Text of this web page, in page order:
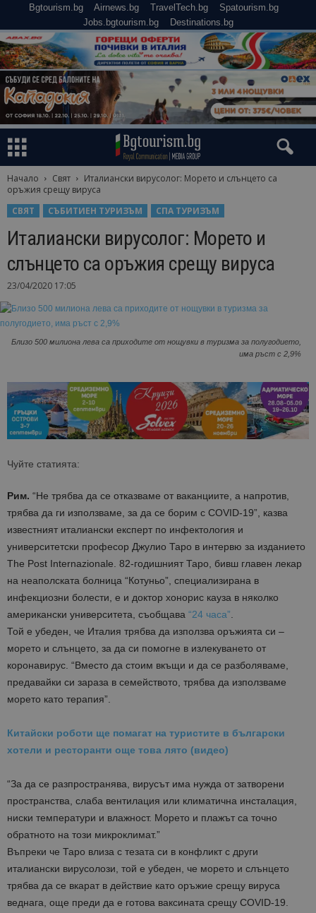
Bgtourism.bg Airnews.bg TravelTech.bg
Spatourism.bg
Jobs.bgtourism.bg
Destinations.bg
Начало Свят
Италиански вирусолог: Морето и слънцето са
оръжия срещу вируса
СВЯТ
СЪБИТИЕН ТУРИЗЪМ СПА ТУРИЗЪМ
Италиански вирусолог: Морето и
слънцето са оръжия срещу вируса
23/04/2020 17:05
Близо 500 милиона лева са приходите от нощувки в туризма за полугодието,
има ръст с 2,9%
Чуйте статията:
Рим. “Не трябва да се отказваме от ваканциите, а напротив,
трябва да ги използваме, за да се борим с COVID-19”, казва
известният италиански експерт по инфектология и
университетски професор Джулио Таро в интервю за изданието
The Post Internazionale. 82-годишният Таро, бивш главен лекар
на неаполската болница “Котуньо”, специализирана в
инфекциозни болести, е и доктор хонорис кауза в няколко
американски университета, съобщава “24 часа”.
Той е убеден, че Италия трябва да използва оръжията си –
морето и слънцето, за да си помогне в излекуването от
коронавирус. “Вместо да стоим вкъщи и да се разболяваме,
предавайки си зараза в семейството, трябва да използваме
морето като терапия”.
Китайски роботи ще помагат на туристите в български
хотели и ресторанти още това лято (видео)
“За да се разпространява, вирусът има нужда от затворени
пространства, слаба вентилация или климатична инсталация,
ниски температури и влажност. Морето и плажът са точно
обратното на този микроклимат.”
Въпреки че Таро влиза с тезата си в конфликт с други
италиански вирусолози, той е убеден, че морето и слънцето
трябва да се вкарат в действие като оръжие срещу вируса
веднага, още преди да е готова ваксината срещу COVID-19.